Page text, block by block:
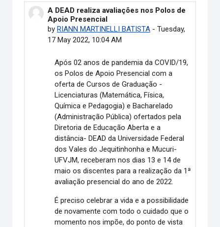
A DEAD realiza avaliações nos Polos de
Apoio Presencial
by RIANN MARTINELLI BATISTA- Tuesday,
17 May 2022, 10:04 AM
Number of replies: 0
Após 02 anos de pandemia da COVID/19,
os Polos de Apoio Presencial com a
oferta de Cursos de Graduação -
Licenciaturas (Matemática, Física,
Química e Pedagogia) e Bacharelado
(Administração Pública) ofertados pela
Diretoria de Educação Aberta e a
distância- DEAD da Universidade Federal
dos Vales do Jequitinhonha e Mucuri-
UFVJM, receberam nos dias 13 e 14 de
maio os discentes para a realização da 1ª
avaliação presencial do ano de 2022.
É preciso celebrar a vida e a possibilidade
de novamente com todo o cuidado que o
momento nos impõe, do ponto de vista